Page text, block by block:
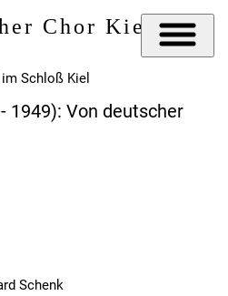
Chor Kiel e.V.
Schloß Kiel
1949): Von deutscher
Schenk